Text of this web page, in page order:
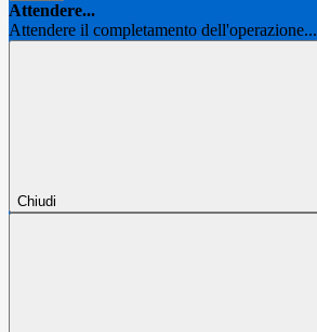
Attendere...
Attendere il completamento dell'operazione...
Chiudi